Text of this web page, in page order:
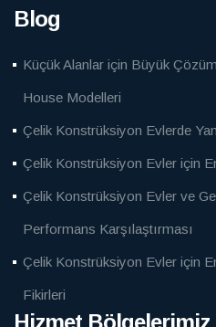
Blog
Küçük Alanlar için Büyük
House Modelleri
Çelik Konstrüksiyon Evlerde
Çelik Konstrüksiyon Evler için
Çelik Konstrüksiyon Evler ve
Performans Karşılaştırması
Çelik Konstrüksiyon Evler için
Fikirleri
Hizmet Bölgelerimiz